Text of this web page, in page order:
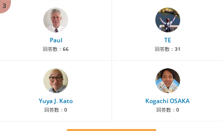
3
Paul
回答数： 66
TE
回答数： 31
Yuya J. Kato
回答数： 0
Kogachi OSAKA
回答数： 0